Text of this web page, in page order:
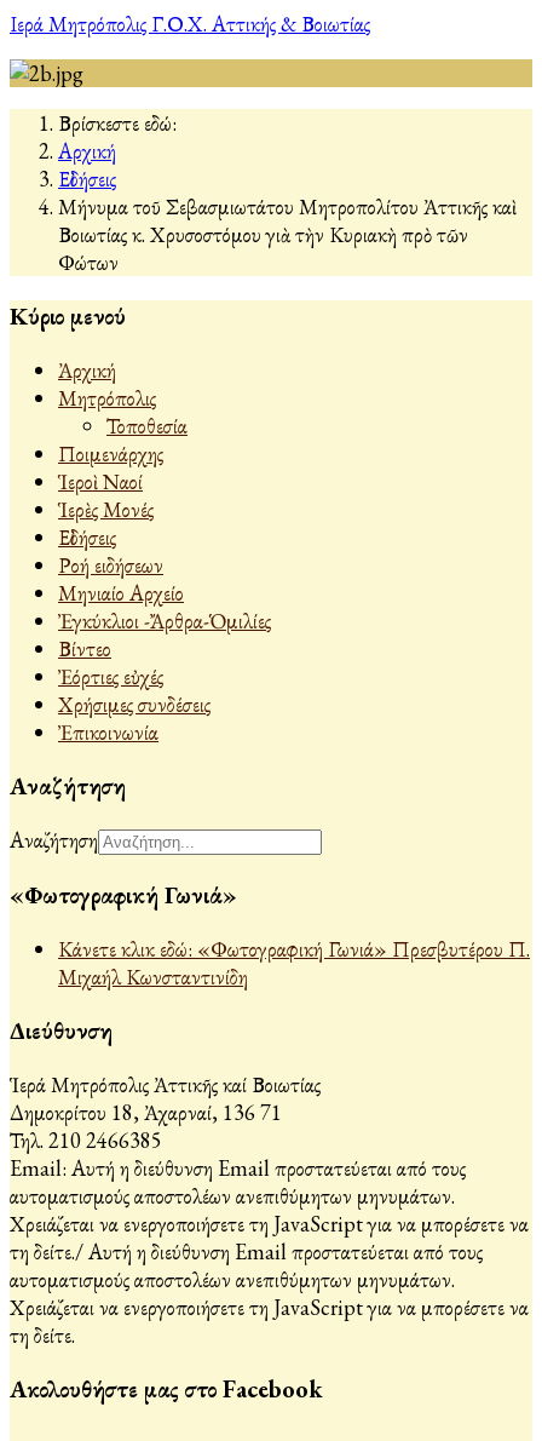
Ιερά Μητρόπολις Γ.Ο.Χ. Αττικής & Βοιωτίας
Βρίσκεστε εδώ:
Αρχική
Εἰδήσεις
Μήνυμα τοῦ Σεβασμιωτάτου Μητροπολίτου Ἀττικῆς καὶ
Βοιωτίας κ. Χρυσοστόμου γιὰ τὴν Κυριακὴ πρὸ τῶν
Φώτων
Κύριο μενού
Ἀρχική
Μητρόπολις
Τοποθεσία
Ποιμενάρχης
Ἱεροὶ Ναοί
Ἱερὲς Μονές
Εἰδήσεις
Ροή ειδήσεων
Μηνιαίο Αρχείο
Ἐγκύκλιοι -Ἄρθρα-Ὁμιλίες
Βίντεο
Ἐόρτιες εὐχές
Χρήσιμες συνδέσεις
Ἐπικοινωνία
Αναζήτηση
Αναζήτηση
«Φωτογραφική Γωνιά»
Κάνετε κλικ εδώ: «Φωτογραφική Γωνιά» Πρεσβυτέρου Π.
Μιχαήλ Κωνσταντινίδη
Διεύθυνση
Ἱερά Μητρόπολις Ἀττικῆς καί Βοιωτίας
Δημοκρίτου 18, Ἀχαρναί, 136 71
Τηλ. 210 2466385
Email: Αυτή η διεύθυνση Email προστατεύεται από τους
αυτοματισμούς αποστολέων ανεπιθύμητων μηνυμάτων.
Χρειάζεται να ενεργοποιήσετε τη JavaScript για να μπορέσετε να
τη δείτε./Αυτή η διεύθυνση Email προστατεύεται από τους
αυτοματισμούς αποστολέων ανεπιθύμητων μηνυμάτων.
Χρειάζεται να ενεργοποιήσετε τη JavaScript για να μπορέσετε να
τη δείτε.
Ακολουθήστε μας στο Facebook